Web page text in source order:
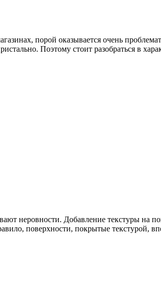
порой оказывается очень
Поэтому стоит разобраться в
неровности. Добавление текстуры на
поверхности, покрытые текстурой,